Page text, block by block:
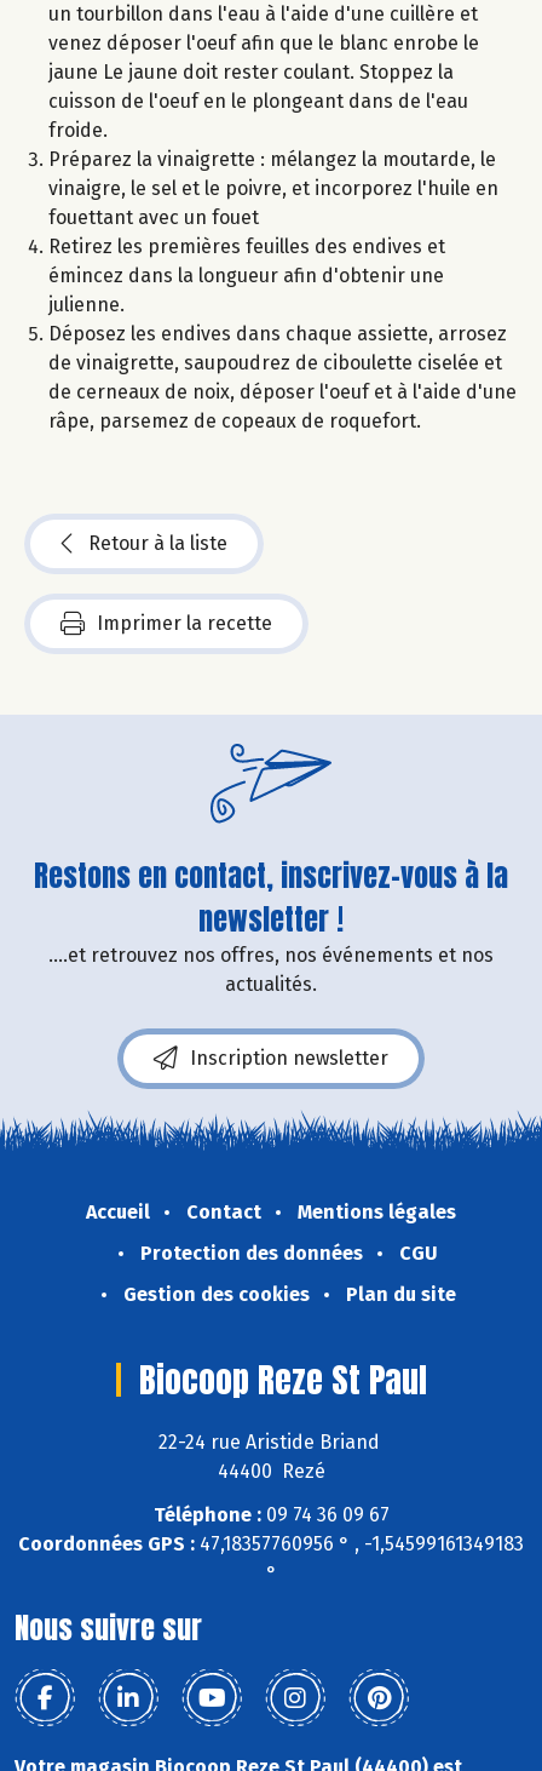
un tourbillon dans l'eau à l'aide d'une cuillère et
venez déposer l'oeuf afin que le blanc enrobe le
jaune Le jaune doit rester coulant. Stoppez la
cuisson de l'oeuf en le plongeant dans de l'eau
froide.
Préparez la vinaigrette : mélangez la moutarde, le
vinaigre, le sel et le poivre, et incorporez l'huile en
fouettant avec un fouet
Retirez les premières feuilles des endives et
émincez dans la longueur afin d'obtenir une
julienne.
Déposez les endives dans chaque assiette, arrosez
de vinaigrette, saupoudrez de ciboulette ciselée et
de cerneaux de noix, déposer l'oeuf et à l'aide d'une
râpe, parsemez de copeaux de roquefort.
Retour à la liste
Imprimer la recette
Restons en contact, inscrivez-vous à la
newsletter !
....et retrouvez nos offres, nos événements et nos
actualités.
Inscription newsletter
Accueil Contact
Mentions légales
Protection des données
CGU
Gestion des cookies
Plan du site
Biocoop Reze St Paul
22-24 rue Aristide Briand
44400 Rezé
Téléphone :09 74 36 09 67
Coordonnées GPS : 47,18357760956 ° , -1,54599161349183
°
Nous suivre sur